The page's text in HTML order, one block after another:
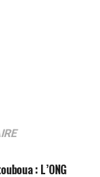
: L’ONG